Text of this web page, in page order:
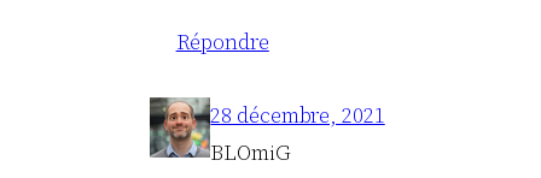
Répondre
28 décembre, 2021
BLOmiG